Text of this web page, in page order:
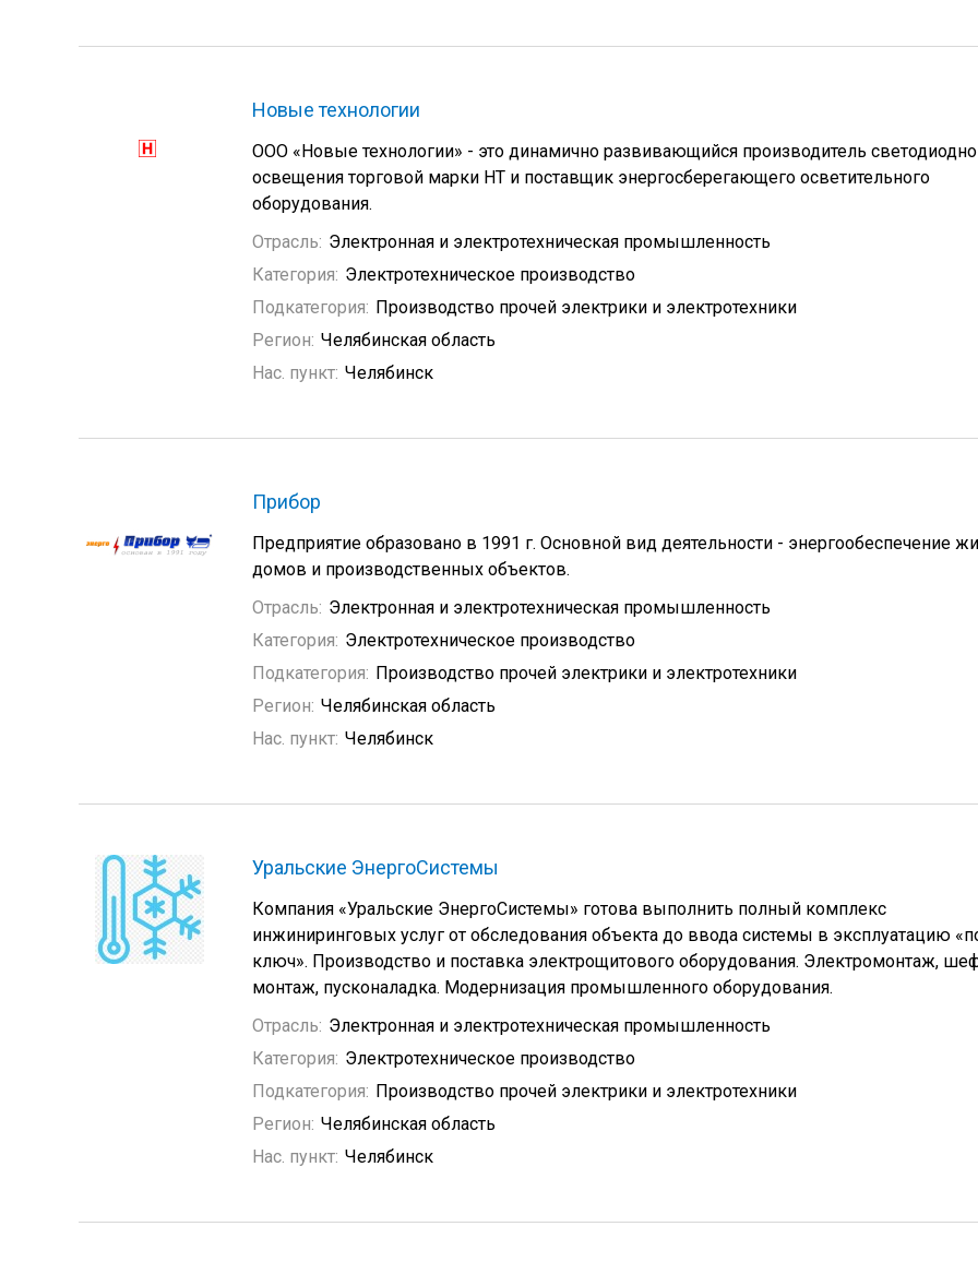
Новые технологии
ООО «Новые технологии» - это динамично развивающийся производитель
освещения торговой марки НТ и поставщик энергосберегающего осветительного
оборудования.
Отрасль: Электронная и электротехническая промышленность
Категория: Электротехническое производство
Подкатегория: Производство прочей электрики и электротехники
Регион: Челябинская область
Нас. пункт: Челябинск
Прибор
Предприятие образовано в 1991 г. Основной вид деятельности - энергообеспечение
домов и производственных объектов.
Отрасль: Электронная и электротехническая промышленность
Категория: Электротехническое производство
Подкатегория: Производство прочей электрики и электротехники
Регион: Челябинская область
Нас. пункт: Челябинск
Уральские ЭнергоСистемы
Компания «Уральские ЭнергоСистемы» готова выполнить полный комплекс
инжиниринговых услуг от обследования объекта до ввода системы в эксплуатацию
ключ». Производство и поставка электрощитового оборудования. Электромонтаж,
монтаж, пусконаладка. Модернизация промышленного оборудования.
Отрасль: Электронная и электротехническая промышленность
Категория: Электротехническое производство
Подкатегория: Производство прочей электрики и электротехники
Регион: Челябинская область
Нас. пункт: Челябинск